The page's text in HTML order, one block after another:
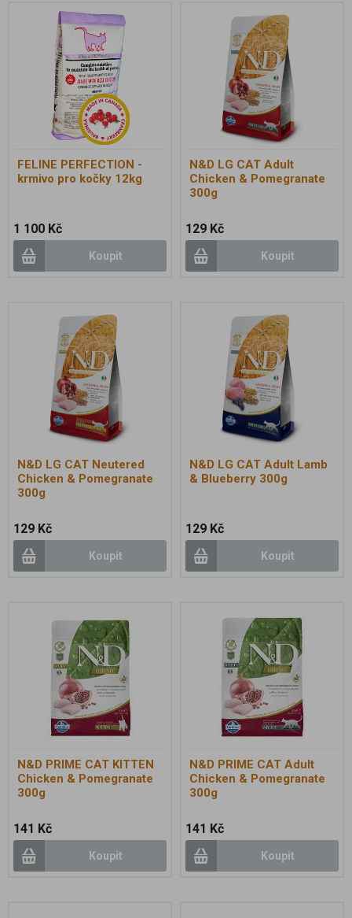
FELINE PERFECTION -
krmivo pro kočky 12kg
1 100 Kč
Koupit
N&D LG CAT Adult
Chicken & Pomegranate
300g
129 Kč
Koupit
N&D LG CAT Neutered
Chicken & Pomegranate
300g
129 Kč
Koupit
N&D LG CAT Adult Lamb
& Blueberry 300g
129 Kč
Koupit
N&D PRIME CAT KITTEN
Chicken & Pomegranate
300g
141 Kč
Koupit
N&D PRIME CAT Adult
Chicken & Pomegranate
300g
141 Kč
Koupit